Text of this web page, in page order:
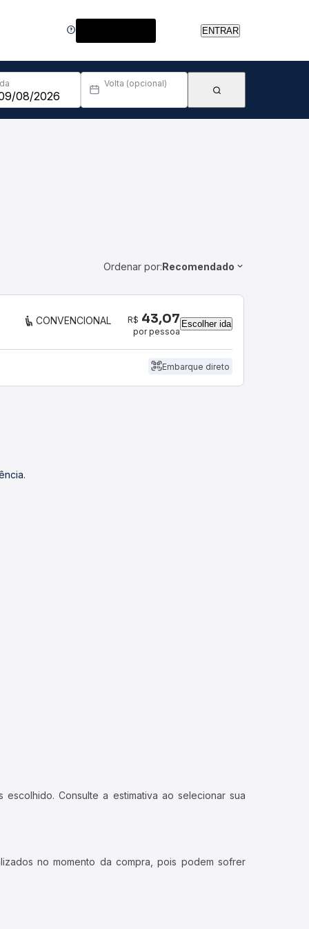
ENTRAR
Volta (opcional)
Ordenar por:Recomendado
CONVENCIONAL R$ 43,07
por pessoa
Escolher ida
Embarque direto
Consulte a estimativa ao selecionar sua
no momento da compra, pois podem sofrer